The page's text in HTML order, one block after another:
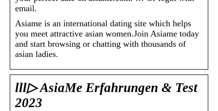
email.
Asiame is an international dating site which helps
you meet attractive asian women.Join Asiame today
and start browsing or chatting with thousands of
asian ladies.
lll▷ AsiaMe Erfahrungen & Test
2023